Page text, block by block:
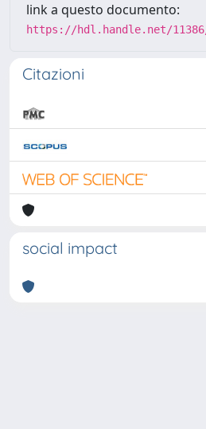
link a questo documento:
https://hdl.handle.net/11386/
Citazioni
social impact